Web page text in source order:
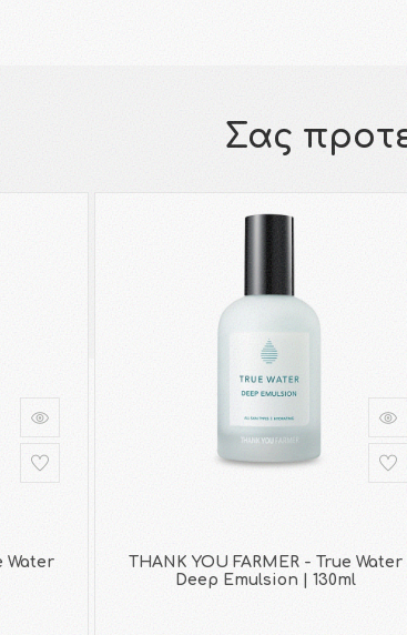
Σας
Water
THANK YOU FARMER - True Water
Deep Emulsion | 130ml